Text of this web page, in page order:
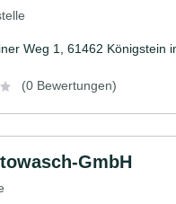
Weg 1, 61462 Königstein
(0 Bewertungen)
GmbH